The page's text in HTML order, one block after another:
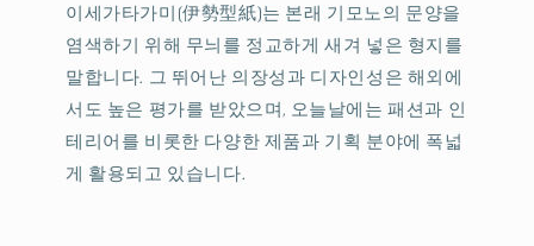
이세가타가미(伊勢型紙)는 본래 기모노의 문양을
염색하기 위해 무늬를 정교하게 새겨 넣은 형지를
말합니다. 그 뛰어난 의장성과 디자인성은 해외에
서도 높은 평가를 받았으며, 오늘날에는 패션과 인
테리어를 비롯한 다양한 제품과 기획 분야에 폭넓
게 활용되고 있습니다.